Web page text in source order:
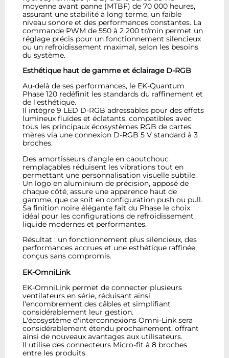
moyenne avant panne (MTBF) de 70 000 heures,
assurant une stabilité à long terme, un faible
niveau sonore et des performances constantes. La
commande PWM de 550 à 2 200 tr/min permet un
réglage précis pour un fonctionnement silencieux
ou un refroidissement maximal, selon les besoins
du système.
Esthétique haut de gamme et éclairage D-RGB
Au-delà de ses performances, le EK-Quantum
Phase 120 redéfinit les standards du raffinement et
de l'esthétique.
Il intègre 9 LED D-RGB adressables pour des effets
lumineux fluides et éclatants, compatibles avec
tous les principaux écosystèmes RGB de cartes
mères via une connexion D-RGB 5 V standard à 3
broches.
Des amortisseurs d'angle en caoutchouc
remplaçables réduisent les vibrations tout en
permettant une personnalisation visuelle subtile.
Un logo en aluminium de précision, apposé de
chaque côté, assure une apparence haut de
gamme, que ce soit en configuration push ou pull.
Sa finition noire élégante fait du Phase le choix
idéal pour les configurations de refroidissement
liquide modernes et performantes.
Résultat : un fonctionnement plus silencieux, des
performances accrues et une esthétique raffinée,
conçus sans compromis.
EK-OmniLink
EK-OmniLink permet de connecter plusieurs
ventilateurs en série, réduisant ainsi
l'encombrement des câbles et simplifiant
considérablement leur gestion.
L'écosystème d'interconnexions Omni-Link sera
considérablement étendu prochainement, offrant
ainsi de nouveaux avantages aux utilisateurs.
Il utilise des connecteurs Micro-fit à 8 broches
entre les produits.